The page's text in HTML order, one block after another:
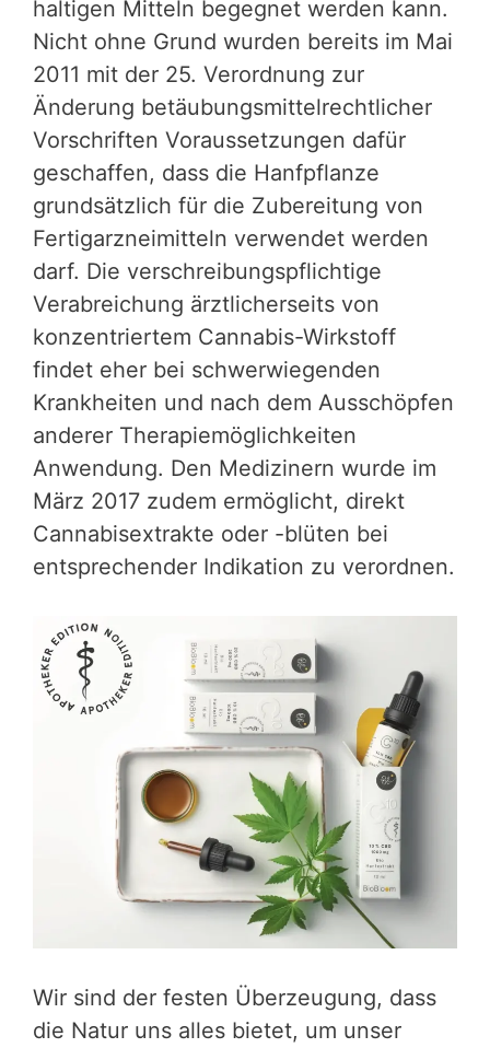
haltigen Mitteln begegnet werden kann.
Nicht ohne Grund wurden bereits im Mai
2011 mit der 25. Verordnung zur
Änderung betäubungsmittelrechtlicher
Vorschriften Voraussetzungen dafür
geschaffen, dass die Hanfpflanze
grundsätzlich für die Zubereitung von
Fertigarzneimitteln verwendet werden
darf. Die verschreibungspflichtige
Verabreichung ärztlicherseits von
konzentriertem Cannabis-Wirkstoff
findet eher bei schwerwiegenden
Krankheiten und nach dem Ausschöpfen
anderer Therapiemöglichkeiten
Anwendung. Den Medizinern wurde im
März 2017 zudem ermöglicht, direkt
Cannabisextrakte oder -blüten bei
entsprechender Indikation zu verordnen.
Wir sind der festen Überzeugung, dass
die Natur uns alles bietet, um unser